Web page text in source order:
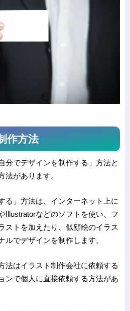
作方法
自分でデザインを制作する」 方法と
法があります。
る」方法は、インターネット上に
Illustratorなどのソフトを使い、フ
ストを加えたり、似顔絵のイラス
ルでデザインを制作します。
法はイラス ト制作会社に依頼する
ンで個人に直接依頼する方法があ